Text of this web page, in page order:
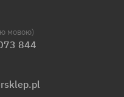
мовою)
844